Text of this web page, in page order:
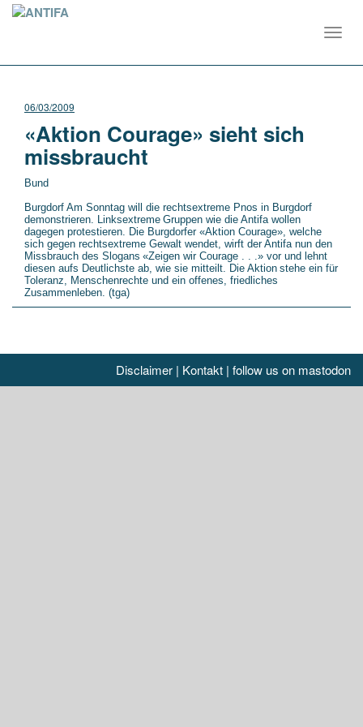
06/03/2009
«Aktion Courage» sieht sich
missbraucht
Bund
Burgdorf Am Sonntag will die rechtsextreme Pnos in Burgdorf
demonstrieren. Linksextreme Gruppen wie die Antifa wollen
dagegen protestieren. Die Burgdorfer «Aktion Courage», welche
sich gegen rechtsextreme Gewalt wendet, wirft der Antifa nun den
Missbrauch des Slogans «Zeigen wir Courage
.» vor und lehnt
diesen aufs Deutlichste ab, wie sie mitteilt. Die Aktion stehe ein für
Toleranz, Menschenrechte und ein offenes, friedliches
Zusammenleben. (tga)
Disclaimer | Kontakt | follow us on mastodon